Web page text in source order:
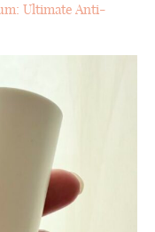
Ultimate Anti-